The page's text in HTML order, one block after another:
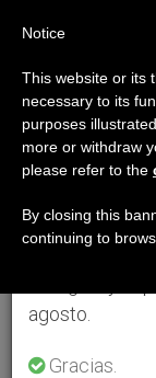
Aviso
Del 27 de
anual,
se generan
agosto.
Gracias.
Notice
This website or its
necessary to its
purposes
more or withdraw
please refer to the
By closing this
continuing to